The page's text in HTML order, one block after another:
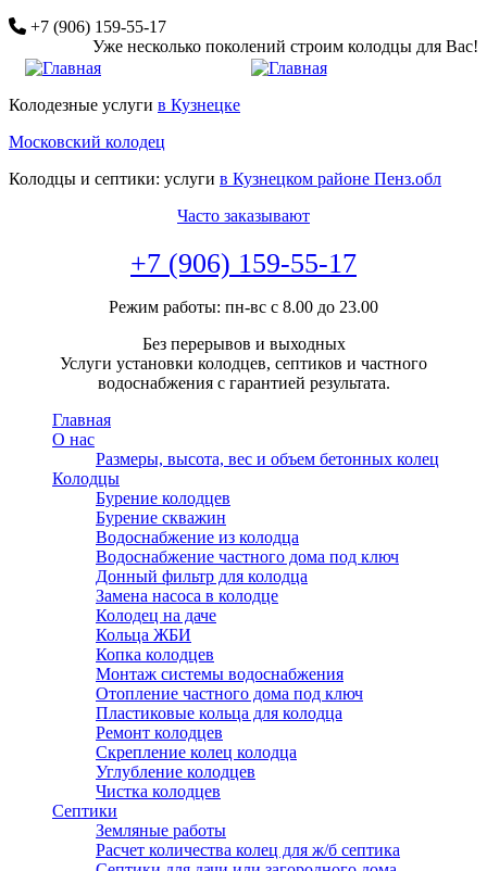
Перейти
основному
+7 (906) 159-55-17
Уже несколько поколений строим колодцы для Вас!
Колодезные услуги в Кузнецке
Московский колодец
Колодцы и септики: услуги в Кузнецком районе Пенз.обл
Часто заказывают
+7 (906) 159-55-17
Режим работы: пн-вс с 8.00 до 23.00
Без перерывов и выходных
Услуги установки колодцев, септиков и частного
водоснабжения с гарантией результата.
Главная
О нас
Размеры, высота, вес и объем бетонных колец
Колодцы
Бурение колодцев
Бурение скважин
Водоснабжение из колодца
Водоснабжение частного дома под ключ
Донный фильтр для колодца
Замена насоса в колодце
Колодец на даче
Кольца ЖБИ
Копка колодцев
Монтаж системы водоснабжения
Отопление частного дома под ключ
Пластиковые кольца для колодца
Ремонт колодцев
Скрепление колец колодца
Углубление колодцев
Чистка колодцев
Септики
Земляные работы
Расчет количества колец для ж/б септика